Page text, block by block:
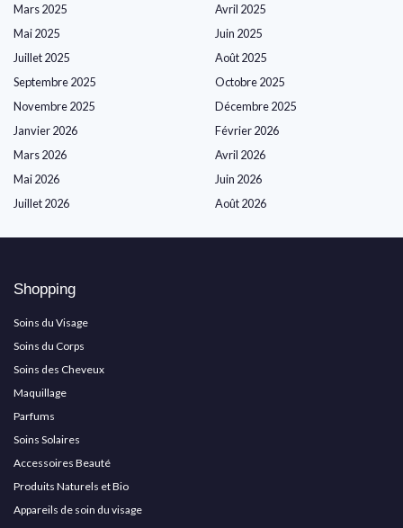
Mars 2025
Avril 2025
Mai 2025
Juin 2025
Juillet 2025
Août 2025
Septembre 2025
Octobre 2025
Novembre 2025
Décembre 2025
Janvier 2026
Février 2026
Mars 2026
Avril 2026
Mai 2026
Juin 2026
Juillet 2026
Août 2026
Shopping
Soins du Visage
Soins du Corps
Soins des Cheveux
Maquillage
Parfums
Soins Solaires
Accessoires Beauté
Produits Naturels et Bio
Appareils de soin du visage